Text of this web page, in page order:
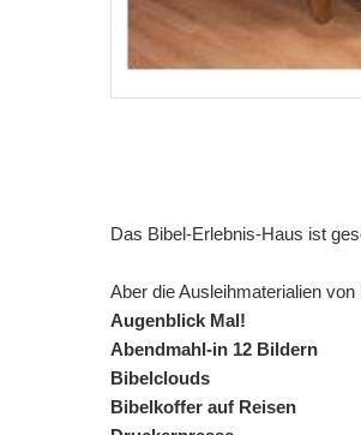
Das Bibel-Erlebnis-Haus ist
Aber die Ausleihmaterialien
Augenblick Mal!
Abendmahl-in 12 Bildern
Bibelclouds
Bibelkoffer auf Reisen